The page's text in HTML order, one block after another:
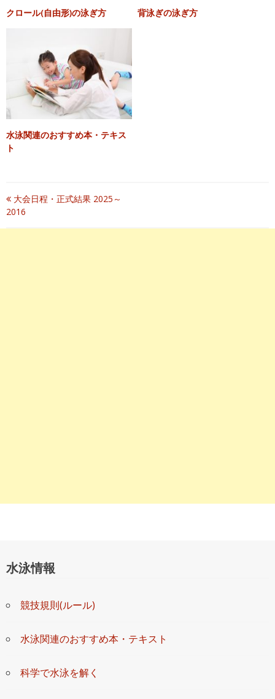
クロール(自由形)の泳ぎ方 背泳ぎの泳ぎ方
水泳関連のおすすめ本・テキス
ト
投
稿
大会日程・正式結果 2025～
2016
水泳情報
競技規則(ルール)
水泳関連のおすすめ本・テキスト
科学で水泳を解く